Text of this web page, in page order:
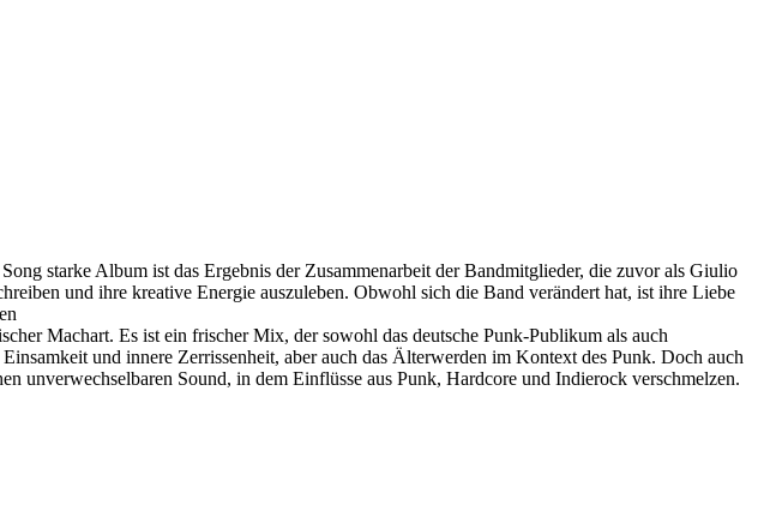
starke Album ist das Ergebnis der Zusammenarbeit der Bandmitglieder, die zuvor als Giulio
und ihre kreative Energie auszuleben. Obwohl sich die Band verändert hat, ist ihre Liebe
Machart. Es ist ein frischer Mix, der sowohl das deutsche Punk-Publikum als auch
und innere Zerrissenheit, aber auch das Älterwerden im Kontext des Punk. Doch auch
unverwechselbaren Sound, in dem Einflüsse aus Punk, Hardcore und Indierock verschmelzen.